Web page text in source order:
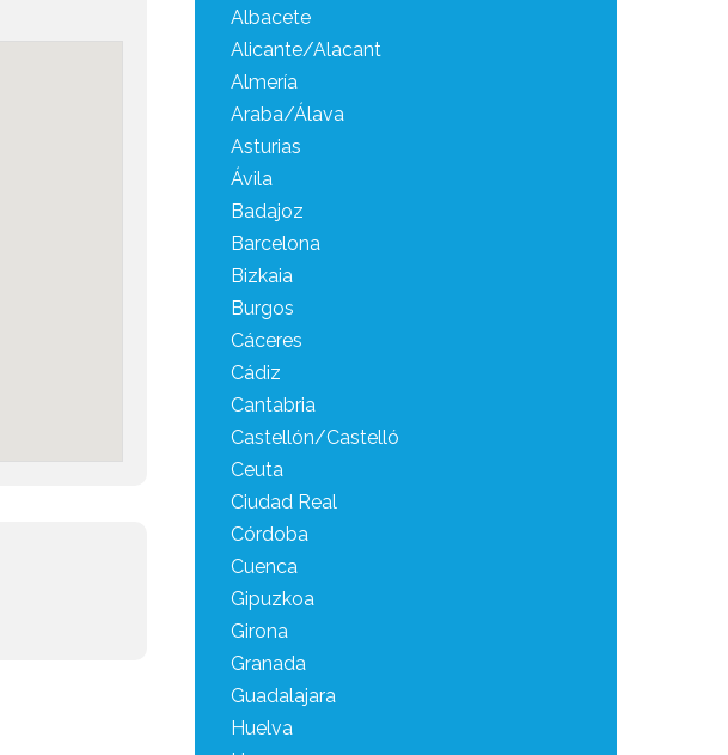
Albacete
Alicante/Alacant
Almería
Araba/Álava
Asturias
Ávila
Badajoz
Barcelona
Bizkaia
Burgos
Cáceres
Cádiz
Cantabria
Castellón/Castelló
Ceuta
Ciudad Real
Córdoba
Cuenca
Gipuzkoa
Girona
Granada
Guadalajara
Huelva